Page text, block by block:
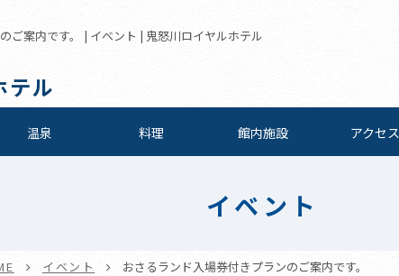
ご案内です。 | イベント | 鬼怒川ロイヤルホテル
テル
温泉 料理 館内施設 アクセス
イベント
イベント おさるランド入場券付きプランのご案内です。